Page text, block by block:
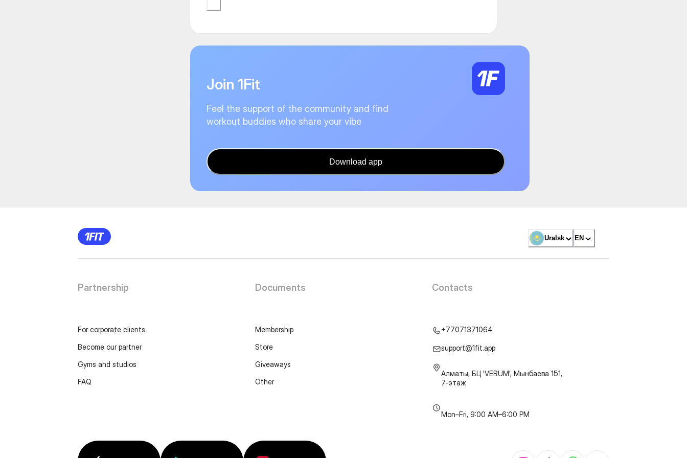
Join 1Fit
Feel the support of the community and find
workout buddies who share your vibe
Download app
Uralsk EN
Partnership
For corporate clients
Become our partner
Gyms and studios
FAQ
Documents
Membership
Store
Giveaways
Other
Contacts
+77071371064
support@1fit.app
Алматы, БЦ 'VERUM', Мынбаева 151,
7-этаж
Mon–Fri, 9:00 AM–6:00 PM